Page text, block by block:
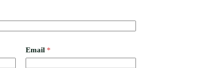
Email *